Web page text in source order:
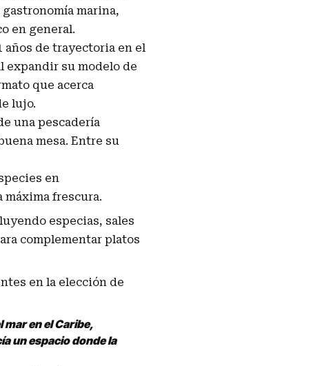
gastronomía marina,
en general.
años de trayectoria en el
expandir su modelo de
que acerca
lujo.
una pescadería
mesa. Entre su
en
máxima frescura.
especias, sales
complementar platos
en la elección de
en el Caribe,
un espacio donde la